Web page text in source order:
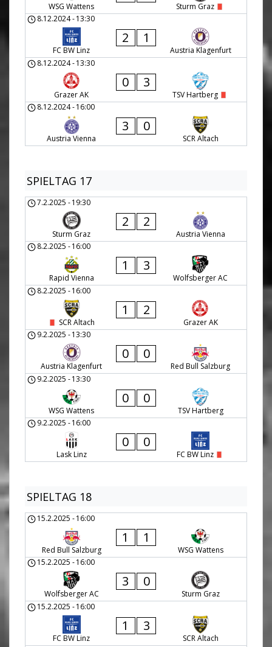
WSG Wattens
Sturm Graz
8.12.2024-13:30
FC BW Linz
2 1
Austria Klagenfurt
8.12.2024-13:30
Grazer AK
0 3
TSV Hartberg
8.12.2024-16:00
Austria Vienna
3 0
SCR Altach
SPIELTAG 17
7.2.2025 -19:30
Sturm Graz
2 2
Austria Vienna
8.2.2025 -16:00
Rapid Vienna
1 3
Wolfsberger AC
8.2.2025 -16:00
SCR Altach
1 2
Grazer AK
9.2.2025 -13:30
Austria Klagenfurt
0 0
Red Bull Salzburg
9.2.2025 -13:30
WSG Wattens
0 0
TSV Hartberg
9.2.2025 -16:00
Lask Linz
0 0
FC BW Linz
SPIELTAG 18
15.2.2025 -16:00
Red Bull Salzburg
1 1
WSG Wattens
15.2.2025 -16:00
Wolfsberger AC
3 0
Sturm Graz
15.2.2025 -16:00
FC BW Linz
1 3
SCR Altach